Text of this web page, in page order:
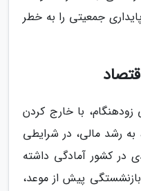
جمعیتی را به خطر
زودهنگام، با خارج کردن
به رشد مالی، در شرایطی
در کشور آمادگی داشته
پیش از موعد،